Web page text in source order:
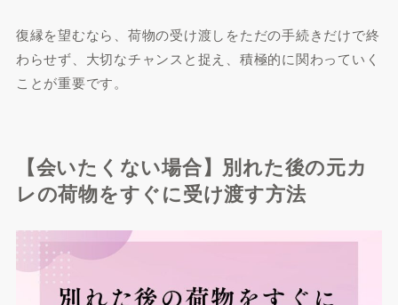
復縁を望むなら、荷物の受け渡しをただの手続きだけで終
わらせず、大切なチャンスと捉え、積極的に関わっていく
ことが重要です。
【会いたくない場合】別れた後の元カ
レの荷物をすぐに受け渡す方法